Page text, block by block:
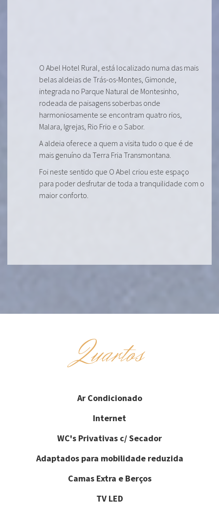
O Abel Hotel Rural, está localizado numa das mais
belas aldeias de Trás-os-Montes, Gimonde,
integrada no Parque Natural de Montesinho,
rodeada de paisagens soberbas onde
harmoniosamente se encontram quatro rios,
Malara, Igrejas, Rio Frio e o Sabor.
A aldeia oferece a quem a visita tudo o que é de
mais genuíno da Terra Fria Transmontana.
Foi neste sentido que O Abel criou este espaço
para poder desfrutar de toda a tranquilidade com o
maior conforto.
Quartos
Ar Condicionado
Internet
WC's Privativas c/ Secador
Adaptados para mobilidade reduzida
Camas Extra e Berços
TV LED